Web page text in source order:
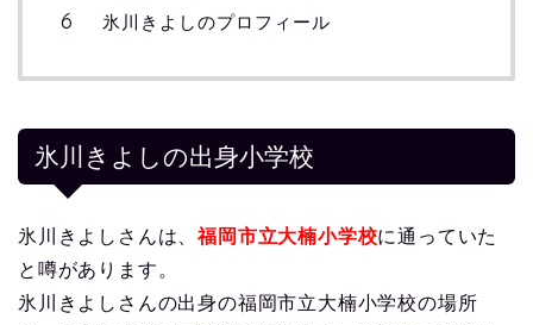
氷川きよしのプロフィール
氷川きよしの出身小学校
氷川きよしさんは、福岡市立大楠小学校に通っていた
と噂があります。
氷川きよしさんの出身の福岡市立大楠小学校の場所